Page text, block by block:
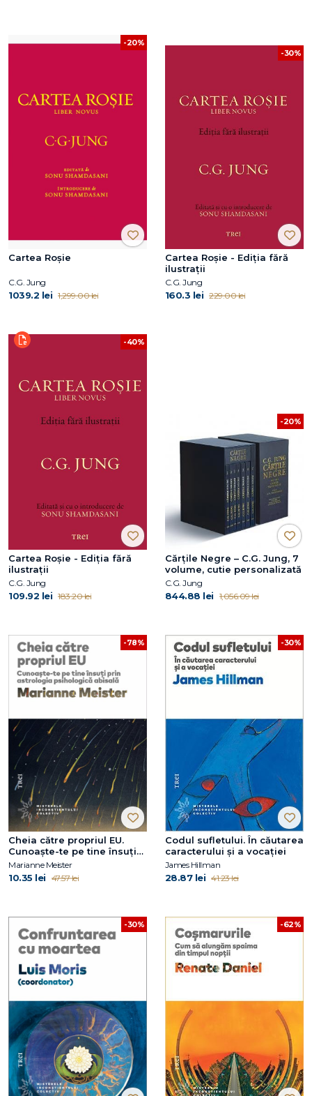
-20%
Cartea Roșie
C.G. Jung
1039.2 lei 1,299.00 lei
-30%
Cartea Roșie - Ediția fără
ilustrații
C.G. Jung
160.3 lei 229.00 lei
-40%
Cartea Roșie - Ediția fără
ilustrații
C.G. Jung
109.92 lei 183.20 lei
-20%
Cărțile Negre – C.G. Jung, 7
volume, cutie personalizată
C.G. Jung
844.88 lei 1,056.09 lei
-78%
Cheia către propriul EU.
Cunoaște-te pe tine însuți
prin astrologia psihologică
abisală
Marianne Meister
10.35 lei 47.57 lei
-30%
Codul sufletului. În căutarea
caracterului și a vocației
James Hillman
28.87 lei 41.23 lei
-30% -62%